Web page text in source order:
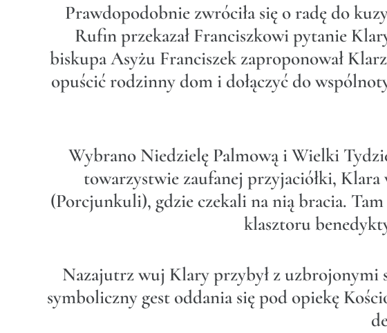
Prawdopodobnie zwróciła się o radę do
Rufin przekazał Franciszkowi pytanie
biskupa Asyżu Franciszek zaproponował
opuścić rodzinny dom i dołączyć do
Wybrano Niedzielę Palmową i Wielki
towarzystwie zaufanej przyjaciółki, Klara
(Porcjunkuli), gdzie czekali na nią bracia.
klasztoru
Nazajutrz wuj Klary przybył z uzbrojonymi
symboliczny gest oddania się pod opiekę